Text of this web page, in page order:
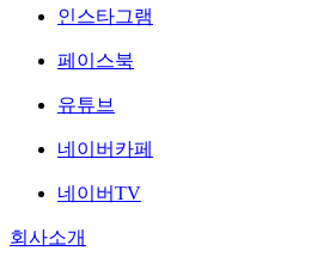
인스타그램
페이스북
유튜브
네이버카페
네이버TV
회사소개